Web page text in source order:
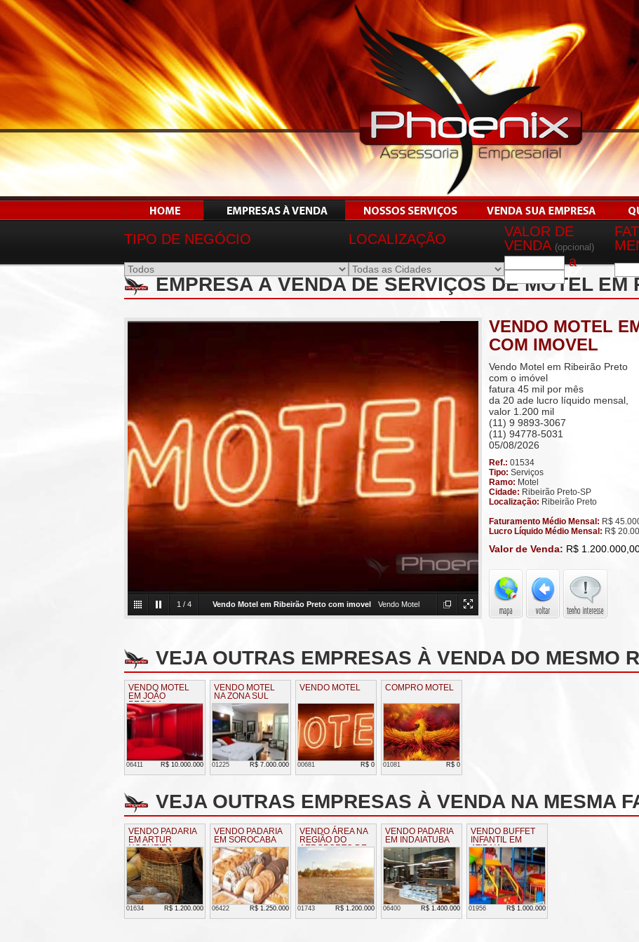
TIPO DE NEGÓCIO LOCALIZAÇÃO
VALOR DE
VENDA (opcional)
a
EMPRESA À VENDA DE SERVIÇOS DE MOTEL EM
SP - REF 01534
1 / 4 Vendo Motel em Ribeirão Preto com imovel Vendo Motel
VENDO MOTEL
COM IMOVEL
Vendo Motel em Ribeirão Preto
com o imóvel
fatura 45 mil por mês
da 20 ade lucro líquido mensal,
valor 1.200 mil
(11) 9 9893-3067
(11) 94778-5031
05/08/2026
Ref.: 01534
Tipo: Serviços
Ramo: Motel
Cidade: Ribeirão Preto-SP
Localização: Ribeirão Preto
Faturamento Médio Mensal: R$
Lucro Líquido Médio Mensal: R$
Valor de Venda: R$
VEJA OUTRAS EMPRESAS À VENDA DO MESMO
VENDO MOTEL
EM JOÃO
PESSOA
06411 R$ 10.000.000
VENDO MOTEL
NA ZONA SUL
01225 R$ 7.000.000
VENDO MOTEL
00681 R$ 0
COMPRO MOTEL
01081 R$ 0
VEJA OUTRAS EMPRESAS À VENDA NA MESMA
VENDO PADARIA
EM ARTUR
NOGUEIRA
01634 R$ 1.200.000
VENDO PADARIA
EM SOROCABA
06422 R$ 1.250.000
VENDO ÁREA NA
REGIÃO DO
AEROPORTO DE
01743 R$ 1.200.000
VENDO PADARIA
EM INDAIATUBA
06400 R$ 1.400.000
VENDO BUFFET
INFANTIL EM
ATIBAIA
01956 R$ 1.000.000